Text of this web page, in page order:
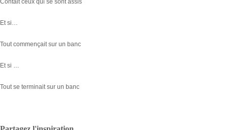
Contait ceux qui se sont assis
Et si…
Tout commençait sur un banc
Et si …
Tout se terminait sur un banc